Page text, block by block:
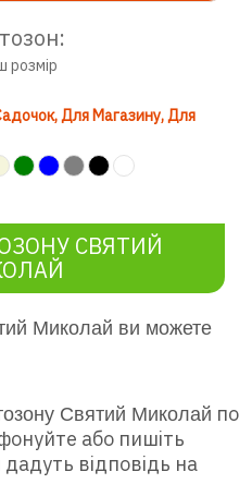
розмір
Для Магазину Для
СВЯТИЙ
Миколай ви можете
Святий Миколай по
або пишіть
відповідь на